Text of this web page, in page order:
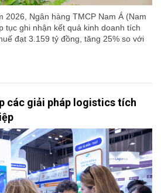
2026, Ngân hàng TMCP Nam Á (Nam
tục ghi nhận kết quả kinh doanh tích
đạt 3.159 tỷ đồng, tăng 25% so với
các giải pháp logistics tích